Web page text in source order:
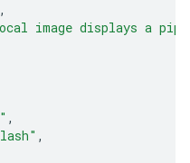
,
image displays a
,
,